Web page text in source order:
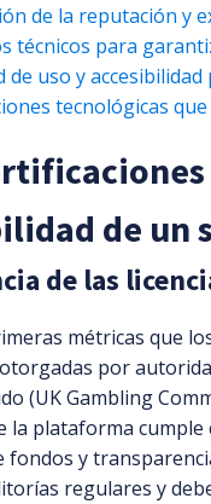
de la reputación y
técnicos para
de uso y
tecnológicas
de un
de las
métricas que
por
(UK Gambling
la plataforma
fondos y
regulares y